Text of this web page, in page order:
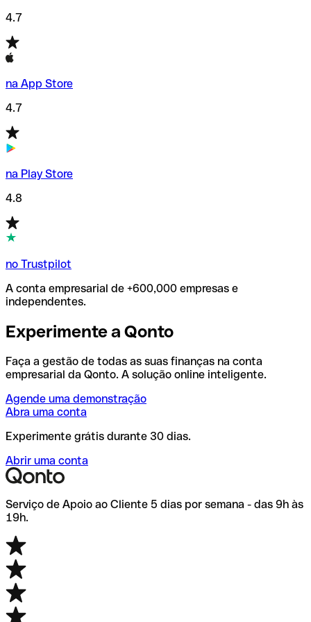
4.7
na App Store
4.7
na Play Store
4.8
no Trustpilot
A conta empresarial de +600,000 empresas e
independentes.
Experimente a Qonto
Faça a gestão de todas as suas finanças na conta
empresarial da Qonto. A solução online inteligente.
Agende uma demonstração
Abra uma conta
Experimente grátis durante 30 dias.
Abrir uma conta
Serviço de Apoio ao Cliente 5 dias por semana - das 9h às
19h.